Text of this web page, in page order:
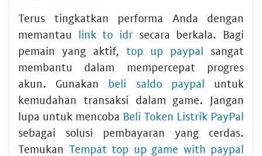
Terus tingkatkan performa Anda dengan
memantau link to idr secara berkala. Bagi
pemain yang aktif, top up paypal sangat
membantu dalam mempercepat progres
akun. Gunakan beli saldo paypal untuk
kemudahan transaksi dalam game. Jangan
lupa untuk mencoba Beli Token Listrik PayPal
sebagai solusi pembayaran yang cerdas.
Temukan Tempat top up game with paypal